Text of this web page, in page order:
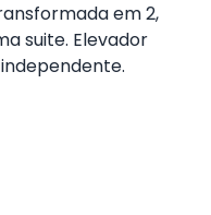
em 2,
suite. Elevador